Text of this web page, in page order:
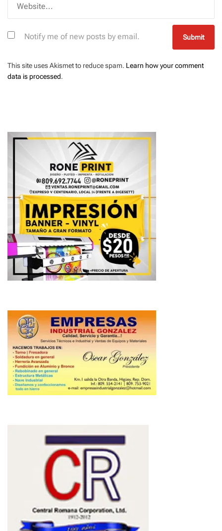
Notify me of new posts by email.
This site uses Akismet to reduce spam. Learn how your comment
data is processed.